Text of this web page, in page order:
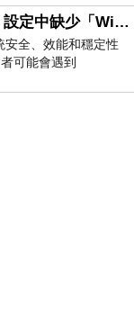
如何修復 Windows 11 設定中缺少「Windows 更新」？
全、效能和穩定性
可能會遇到
缺少「Windows 更